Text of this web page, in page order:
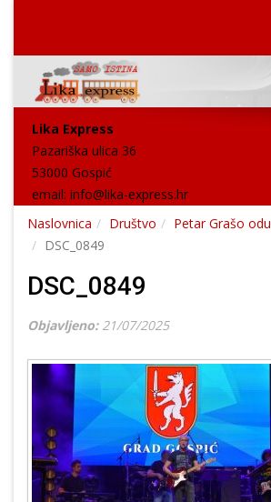
Lika Express
Pazariška ulica 36
53000 Gospić
email: info@lika-express.hr
Naslovnica
Društvo
Petar Grašo
DSC_0849
DSC_0849
Objavljeno: 21/07/2025